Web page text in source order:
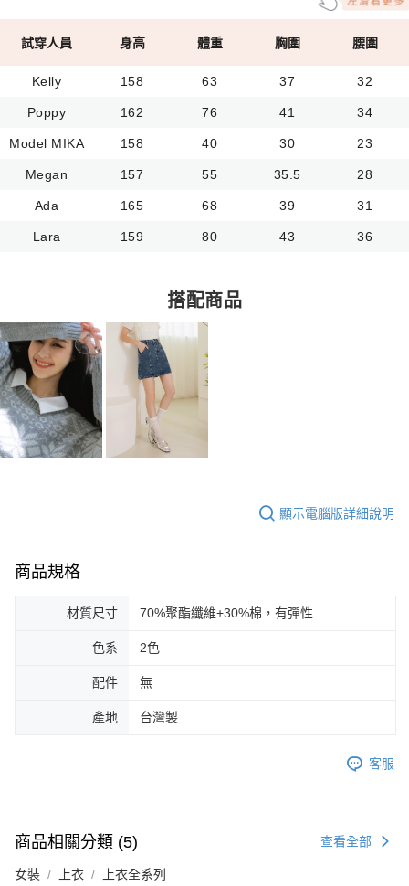
試穿人員 身高 體重 胸圍 腰圍
Kelly 158 63 37 32
Poppy 162 76 41 34
Model MIKA 158 40 30 23
Megan 157 55 35.5 28
Ada 165 68 39 31
Lara 159 80 43 36
搭配商品
顯示電腦版詳細說明
商品規格
材質尺寸 70%聚酯纖維+30%棉，有彈性
色系 2色
配件 無
產地 台灣製
客服
商品相關分類 (5) 查看全部
女裝 上衣 上衣全系列